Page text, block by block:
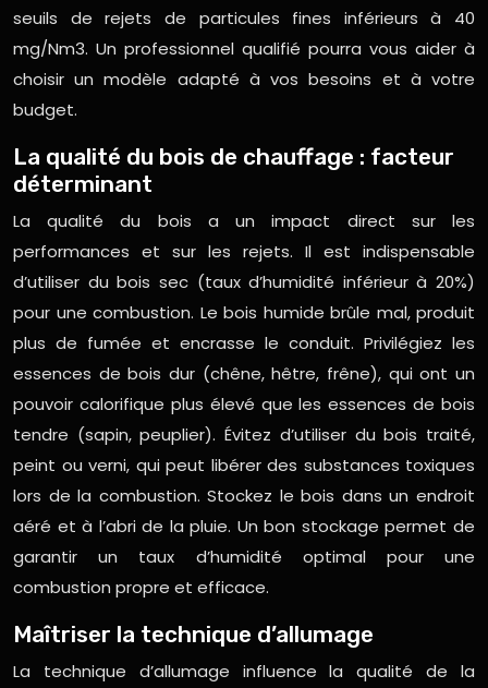
seuils de rejets de particules fines inférieurs à 40
mg/Nm3. Un professionnel qualifié pourra vous aider à
choisir un modèle adapté à vos besoins et à votre
budget.
La qualité du bois de chauffage : facteur
déterminant
La qualité du bois a un impact direct sur les
performances et sur les rejets. Il est indispensable
d’utiliser du bois sec (taux d’humidité inférieur à 20%)
pour une combustion. Le bois humide brûle mal, produit
plus de fumée et encrasse le conduit. Privilégiez les
essences de bois dur (chêne, hêtre, frêne), qui ont un
pouvoir calorifique plus élevé que les essences de bois
tendre (sapin, peuplier). Évitez d’utiliser du bois traité,
peint ou verni, qui peut libérer des substances toxiques
lors de la combustion. Stockez le bois dans un endroit
aéré et à l’abri de la pluie. Un bon stockage permet de
garantir un taux d’humidité optimal pour une
combustion propre et efficace.
Maîtriser la technique d’allumage
La technique d’allumage influence la qualité de la